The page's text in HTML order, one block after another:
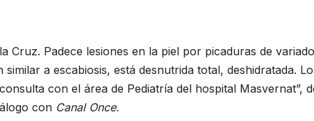
Cruz. Padece lesiones en la piel por picaduras de
a escabiosis, está desnutrida total, deshidratada. Lo
con el área de Pediatría del hospital Masvernat”,
con Canal Once.